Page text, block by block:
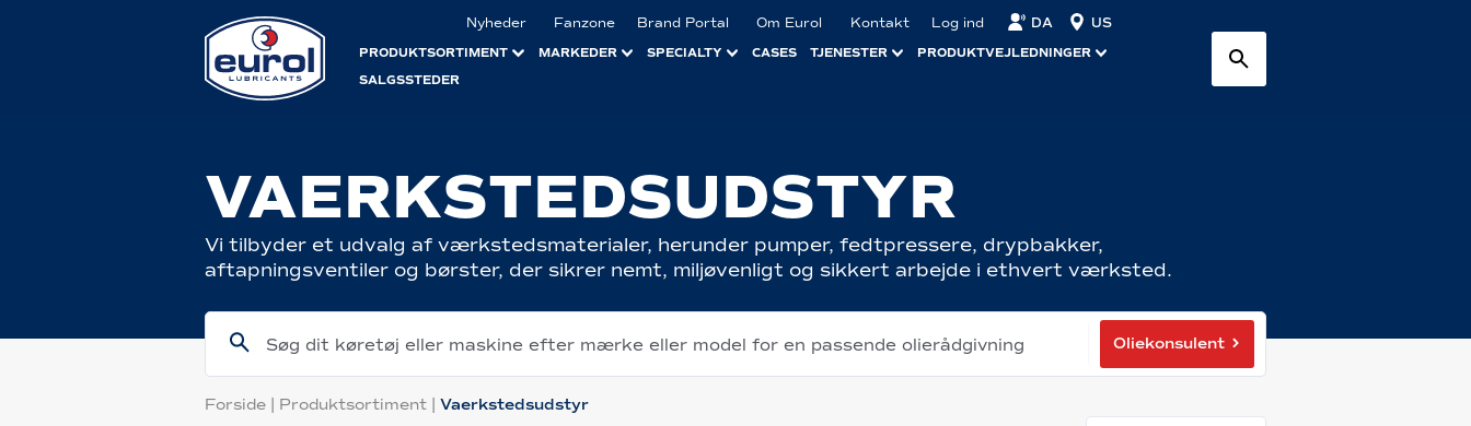
Nyheder Fanzone Brand Portal Om Eurol Kontakt Log ind DA US
PRODUKTSORTIMENT MARKEDER SPECIALTY CASES TJENESTER
PRODUKTVEJLEDNINGER
SALGSSTEDER
VAERKSTEDSUDSTYR
Vi tilbyder et udvalg af værkstedsmaterialer, herunder pumper, fedtpressere, drypbakker,
aftapningsventiler og børster, der sikrer nemt, miljøvenligt og sikkert arbejde i ethvert værksted.
Søg dit køretøj eller maskine efter mærke eller model for en passende olierådgivning Oliekonsulent
Forside Produktsortiment |Vaerkstedsudstyr